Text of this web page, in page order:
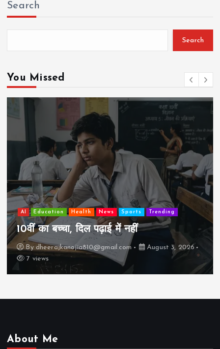
Search
Search
You Missed
AI Education Health News Sports Trending
10वीं का बच्चा, दिल पढ़ाई में नहीं
Bydheerajkanojia810@gmail.com
August 3, 2026
7 views
About Me